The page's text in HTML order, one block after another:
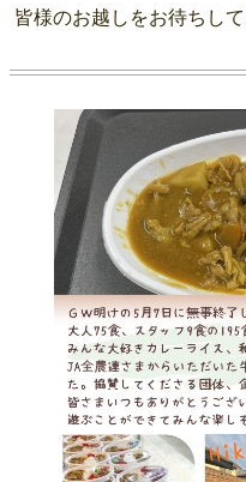
皆様のお越しをお待ちして